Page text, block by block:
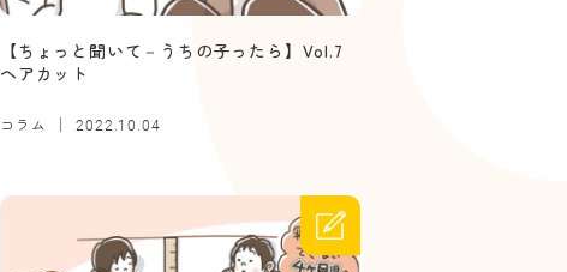
【ちょっと聞いて－うちの子ったら】Vol.7
ヘアカット
コラム 2022.10.04